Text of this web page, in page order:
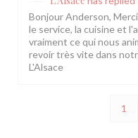
Bonjour Anderson,
le service, la cuisine et
vraiment ce qui nous
revoir très vite dans
L'Alsace
1